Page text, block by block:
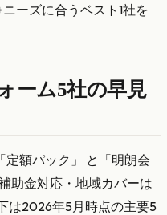
ーズに合うベスト1社を
ーム5社の早見
額パック」 と「明朗会
助金対応・地域カバーは
は2026年5月時点の主要5